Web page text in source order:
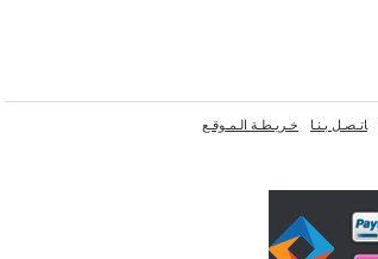
اتـصـل بـنـا
خـريـطـة الـمـوقـع